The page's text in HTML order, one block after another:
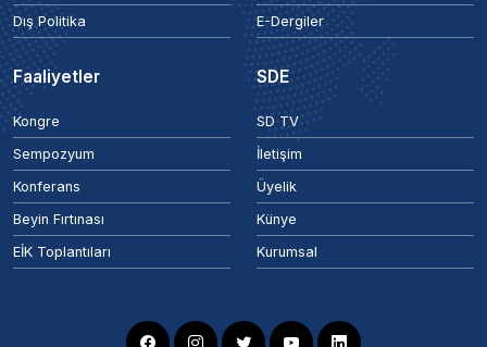
Dış Politika
E-Dergiler
Faaliyetler
Kongre
Sempozyum
Konferans
Beyin Fırtınası
EİK Toplantıları
SDE
SD TV
İletişim
Üyelik
Künye
Kurumsal